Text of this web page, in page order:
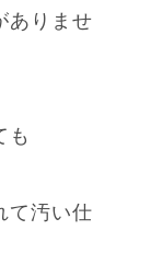
ありませ
も
て汚い仕